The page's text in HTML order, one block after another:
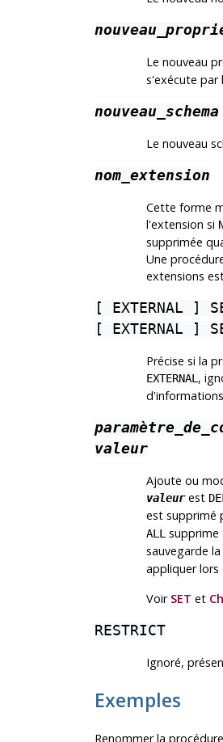
Le nouveau
s'exécute par
nouveau_schema
Le nouveau
nom_extension
Cette forme
l'extension si
supprimée
Une
extensions
[ EXTERNAL
]
[
EXTERNAL ]
Précise si la
EXTERNAL ,
valeur
Ajoute ou
valeurest
est supprimé
ALL supprime
sauvegarde
appliquer lors
Voir SET et
RESTRICT
Ignoré,
Exemples
Renommer la procédure